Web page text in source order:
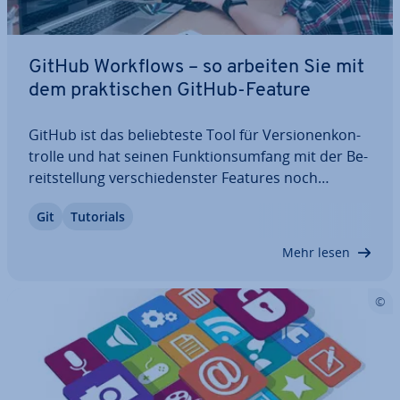
GitHub Workflows – so arbeiten Sie mit
dem prak­ti­schen GitHub-Feature
GitHub ist das be­lieb­tes­te Tool für Ver­sio­nen­kon­
trol­le und hat seinen Funk­ti­ons­um­fang mit der Be­
reit­stel­lung ver­schie­dens­ter Features noch
CI-Plattform GitHub Actions und er­mög­li­chen
Git Tutorials
Mehr lesen